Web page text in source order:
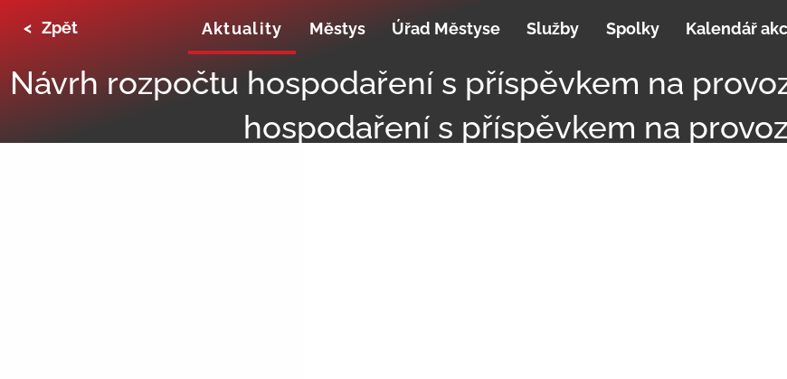
< Zpět Aktuality Městys Úřad Městyse Služby Spolky Kalendář
Návrh rozpočtu hospodaření s příspěvkem na
hospodaření s příspěvkem na